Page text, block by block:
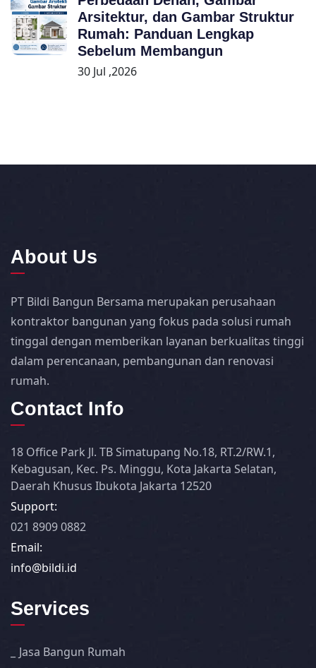
Arsitektur, dan Gambar Struktur
Rumah: Panduan Lengkap
Sebelum Membangun
30 Jul ,2026
About Us
PT Bildi Bangun Bersama merupakan perusahaan
kontraktor bangunan yang fokus pada solusi rumah
tinggal dengan memberikan layanan berkualitas tinggi
dalam perencanaan, pembangunan dan renovasi
rumah.
Contact Info
18 Office Park Jl. TB Simatupang No.18, RT.2/RW.1,
Kebagusan, Kec. Ps. Minggu, Kota Jakarta Selatan,
Daerah Khusus Ibukota Jakarta 12520
Support:
021 8909 0882
Email:
info@bildi.id
Services
Jasa Bangun Rumah